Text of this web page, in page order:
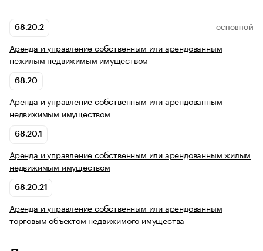
68.20.2 ОСНОВНОЙ
Аренда и управление собственным или арендованным
нежилым недвижимым имуществом
68.20
Аренда и управление собственным или арендованным
недвижимым имуществом
68.20.1
Аренда и управление собственным или арендованным жилым
недвижимым имуществом
68.20.21
Аренда и управление собственным или арендованным
торговым объектом недвижимого имущества